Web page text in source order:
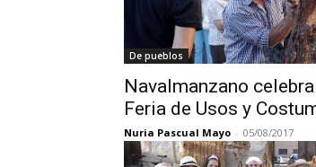
De pueblos
Navalmanzano
Feria de Usos y
Nuria Pascual Mayo - 05/08/2017